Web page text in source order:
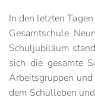
In den letzten
Gesamtschule
Schuljubiläum
sich die gesamte
Arbeitsgruppen
dem Schulleben